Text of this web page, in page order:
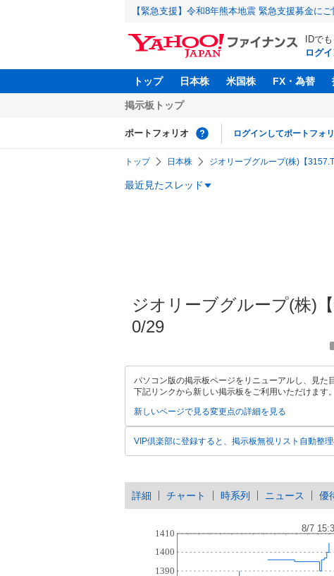
【緊急支援】令和8年熊本地震 緊急支援募金に
IDで
ログ
トップ 日本株 米国株 FX・為替
掲示板トップ
ポートフォリオ ログインしてポートフォ
トップ 日本株 ジオリーブグループ(株)【3157.T
最近見たスレッド
ジオリーブグループ(株)
0/29
パソコン版の掲示板ページをリニューアルし、見た
下記リンクから新しい掲示板をご利用いただけます。
新しいページで見る変更点の詳細を見る
VIP倶楽部に登録すると、掲示板無視リスト自動整
詳細 チャート 時系列 ニュース 優